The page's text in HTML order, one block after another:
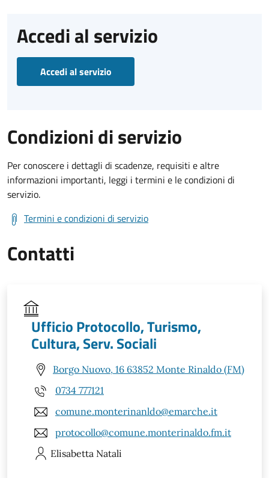
Accedi al servizio
Accedi al servizio
Condizioni di servizio
Per conoscere i dettagli di scadenze, requisiti e altre
informazioni importanti, leggi i termini e le condizioni di
servizio.
Termini e condizioni di servizio
Contatti
Ufficio Protocollo, Turismo,
Cultura, Serv. Sociali
Borgo Nuovo, 16 63852 Monte Rinaldo (FM)
0734 777121
comune.monterinanldo@emarche.it
protocollo@comune.monterinaldo.fm.it
Elisabetta Natali